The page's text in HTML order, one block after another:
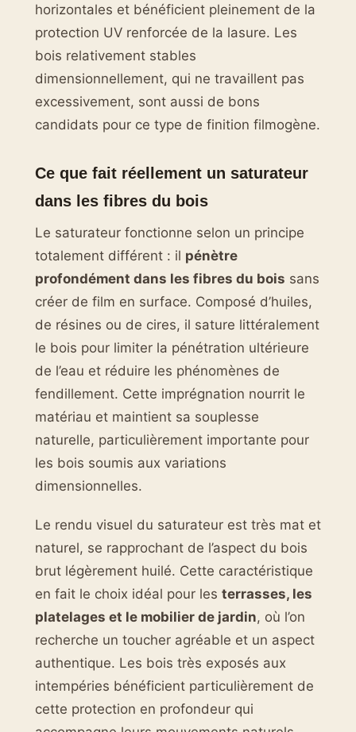
horizontales et bénéficient pleinement de la
protection UV renforcée de la lasure. Les
bois relativement stables
dimensionnellement, qui ne travaillent pas
excessivement, sont aussi de bons
candidats pour ce type de finition filmogène.
Ce que fait réellement un saturateur
dans les fibres du bois
Le saturateur fonctionne selon un principe
totalement différent : il pénètre
profondément dans les fibres du bois sans
créer de film en surface. Composé d’huiles,
de résines ou de cires, il sature littéralement
le bois pour limiter la pénétration ultérieure
de l’eau et réduire les phénomènes de
fendillement. Cette imprégnation nourrit le
matériau et maintient sa souplesse
naturelle, particulièrement importante pour
les bois soumis aux variations
dimensionnelles.
Le rendu visuel du saturateur est très mat et
naturel, se rapprochant de l’aspect du bois
brut légèrement huilé. Cette caractéristique
en fait le choix idéal pour les terrasses, les
platelages et le mobilier de jardin, où l’on
recherche un toucher agréable et un aspect
authentique. Les bois très exposés aux
intempéries bénéficient particulièrement de
cette protection en profondeur qui